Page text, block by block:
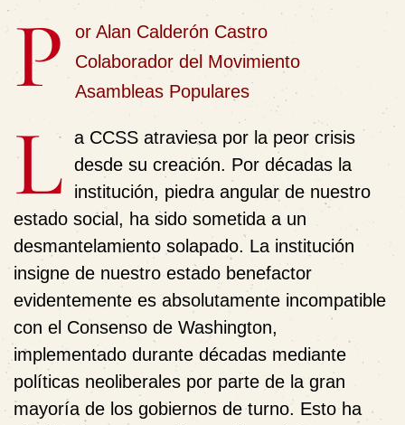
P
or Alan Calderón Castro
Colaborador del Movimiento
Asambleas Populares
L a CCSS atraviesa por la peor crisis
desde su creación. Por décadas la
institución, piedra angular de nuestro
estado social, ha sido sometida a un
desmantelamiento solapado. La institución
insigne de nuestro estado benefactor
evidentemente es absolutamente incompatible
con el Consenso de Washington,
implementado durante décadas mediante
políticas neoliberales por parte de la gran
mayoría de los gobiernos de turno. Esto ha